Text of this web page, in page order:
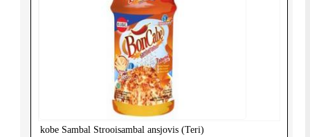
kobe Sambal Strooisambal ansjovis (Teri)